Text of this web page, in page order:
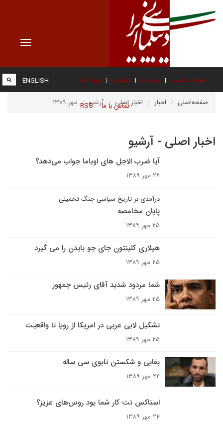
Toggle
صفحه نخست درباره ما عضویت پیوند ها
تماس با ما RSS
ENGLISH
صفحه‌اصلی اخبار اخبار اصلی آرشیو مهر ۱۳۸۹
اخبار اصلی - آرشیو
آيا ضرب الاجل هاى اوباما جواب مى‌دهد؟
۲۶ مهر ۱۳۸۹
درآمدی بر تاریخ سیاسی جنگ تحمیلی
پایان مخامصه
۲۵ مهر ۱۳۸۹
هيلارى کلينتون جاى جو بايدن را مى گيرد
۲۵ مهر ۱۳۸۹
شما مردود شدید آقای رئیس جمهور
۲۵ مهر ۱۳۸۹
تشکیل لابی عربی در امریکا از رویا تا واقعیت
۲۵ مهر ۱۳۸۹
بقایی و شکستن تابوی سی ساله
۲۴ مهر ۱۳۸۹
استاکس نت کار شما بود روس‌هاى عزيز؟
۲۴ مهر ۱۳۸۹